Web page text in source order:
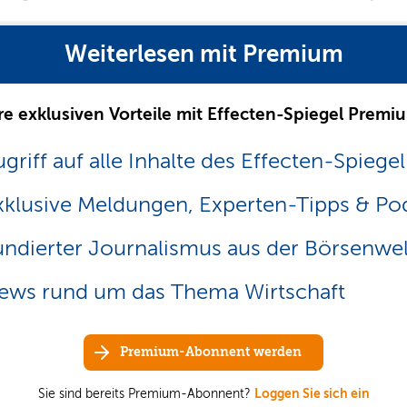
Weiterlesen mit Premium
exklusiven Vorteile mit Effecten-Spiegel
auf alle Inhalte des Effecten-Spiegel
Meldungen, Experten-Tipps &
Journalismus aus der
rund um das Thema Wirtschaft
Premium-Abonnent werden
Sie sind bereits Premium-Abonnent? Loggen Sie sich ein